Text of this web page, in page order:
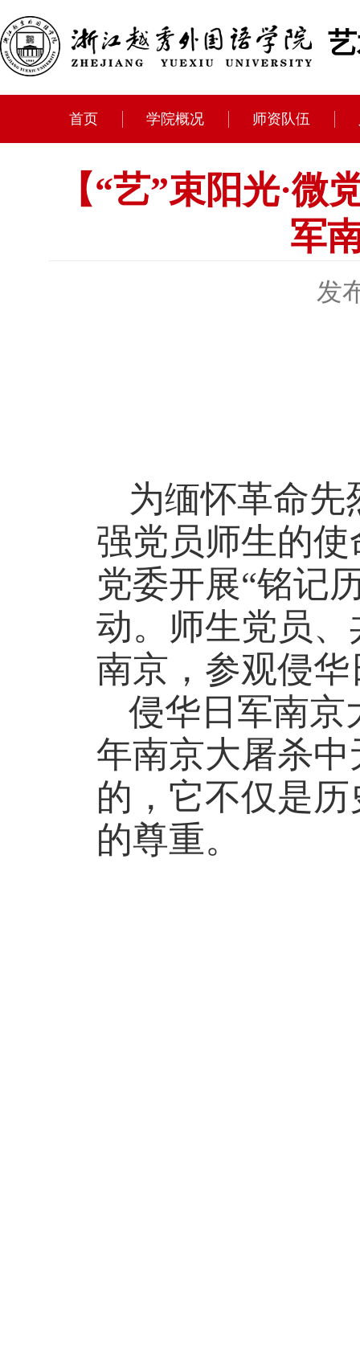
首页 学院概况 师资队伍
【“艺”束阳光·
军
发
为缅怀革命先
强党员师生的
党委开展“铭记
动。师生党员
南京，参观侵
侵华日军南京
年南京大屠杀
的，它不仅是
的尊重。